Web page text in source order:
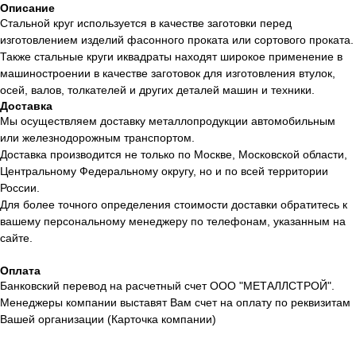
Описание
Стальной круг используется в качестве заготовки перед
изготовлением изделий фасонного проката или сортового проката.
Также стальные круги иквадраты находят широкое применение в
машиностроении в качестве заготовок для изготовления втулок,
осей, валов, толкателей и других деталей машин и техники.
Доставка
Мы осуществляем доставку металлопродукции автомобильным
или железнодорожным транспортом.
Доставка производится не только по Москве, Московской области,
Центральному Федеральному округу, но и по всей территории
России.
Для более точного определения стоимости доставки обратитесь к
вашему персональному менеджеру по телефонам, указанным на
сайте.
Оплата
Банковский перевод на расчетный счет ООО "МЕТАЛЛСТРОЙ".
Менеджеры компании выставят Вам счет на оплату по реквизитам
Вашей организации (Карточка компании)